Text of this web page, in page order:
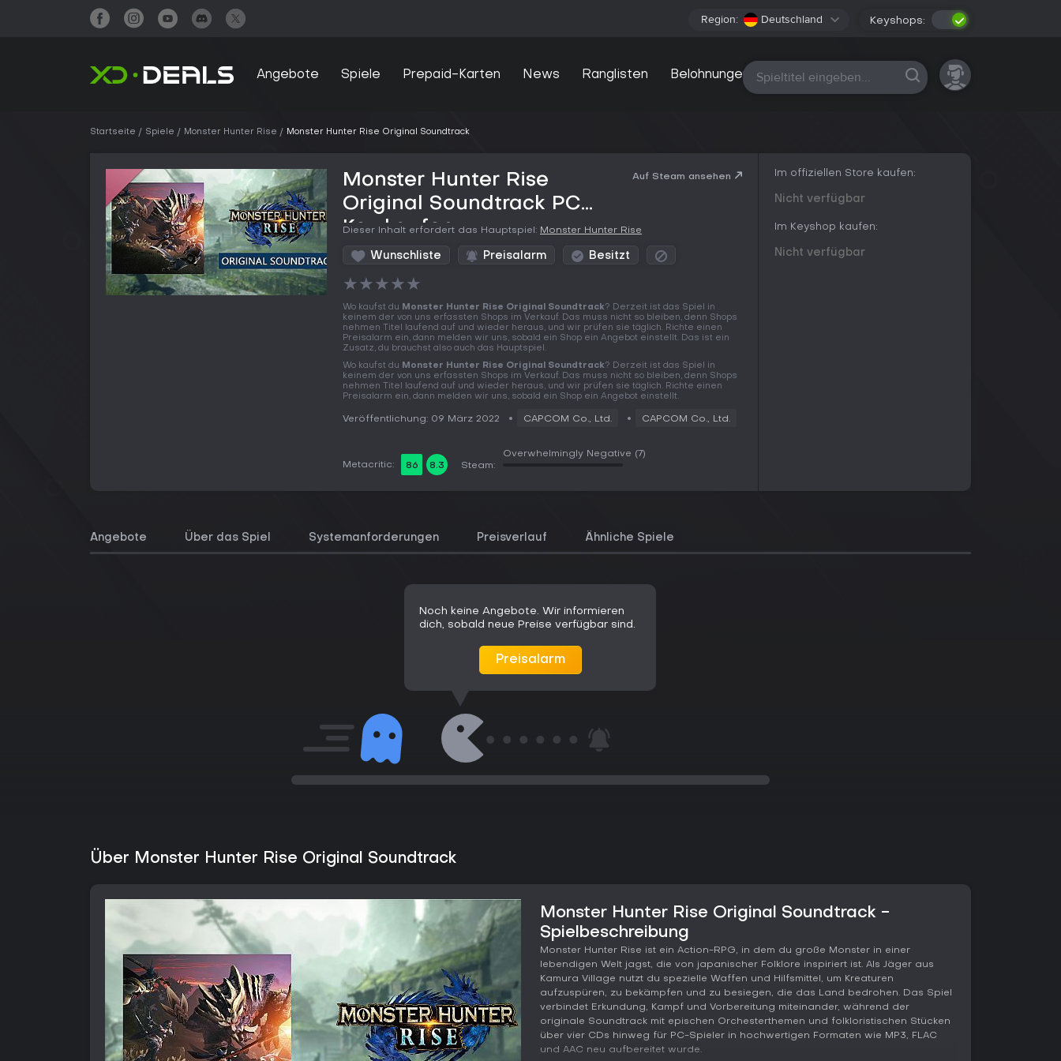
Region: Deutschland Keyshops:
Angebote Spiele Prepaid-Karten News Ranglisten Belohnungen Alle Plattformen
Startseite Spiele Monster Hunter Rise Monster Hunter Rise Original Soundtrack
Monster Hunter Rise
Original Soundtrack PC
Key kaufen
Auf Steam ansehen
Dieser Inhalt erfordert das Hauptspiel: Monster Hunter Rise
Wunschliste Preisalarm Besitzt
★★★★★
Wo kaufst du Monster Hunter Rise Original Soundtrack? Derzeit ist das Spiel in
keinem der von uns erfassten Shops im Verkauf. Das muss nicht so bleiben, denn Shops
nehmen Titel laufend auf und wieder heraus, und wir prüfen sie täglich. Richte einen
Preisalarm ein, dann melden wir uns, sobald ein Shop ein Angebot einstellt. Das ist ein
Zusatz, du brauchst also auch das Hauptspiel.
Wo kaufst du Monster Hunter Rise Original Soundtrack? Derzeit ist das Spiel in
keinem der von uns erfassten Shops im Verkauf. Das muss nicht so bleiben, denn Shops
nehmen Titel laufend auf und wieder heraus, und wir prüfen sie täglich. Richte einen
Preisalarm ein, dann melden wir uns, sobald ein Shop ein Angebot einstellt.
Veröffentlichung: 09 März 2022 CAPCOM Co., Ltd. CAPCOM Co., Ltd.
Metacritic: 86 8.3 Steam:
Overwhelmingly Negative (7)
Im offiziellen Store kaufen:
Nicht verfügbar
Im Keyshop kaufen:
Nicht verfügbar
Angebote Über das Spiel Systemanforderungen Preisverlauf Ähnliche Spiele
Noch keine Angebote. Wir informieren
dich, sobald neue Preise verfügbar sind.
Preisalarm
Über Monster Hunter Rise Original Soundtrack
Monster Hunter Rise Original Soundtrack -
Spielbeschreibung
Monster Hunter Rise ist ein Action-RPG, in dem du große Monster in einer
lebendigen Welt jagst, die von japanischer Folklore inspiriert ist. Als Jäger aus
Kamura Village nutzt du spezielle Waffen und Hilfsmittel, um Kreaturen
aufzuspüren, zu bekämpfen und zu besiegen, die das Land bedrohen. Das Spiel
verbindet Erkundung, Kampf und Vorbereitung miteinander, während der
originale Soundtrack mit epischen Orchesterthemen und folkloristischen Stücken
über vier CDs hinweg für PC-Spieler in hochwertigen Formaten wie MP3, FLAC
und AAC neu aufbereitet wurde.